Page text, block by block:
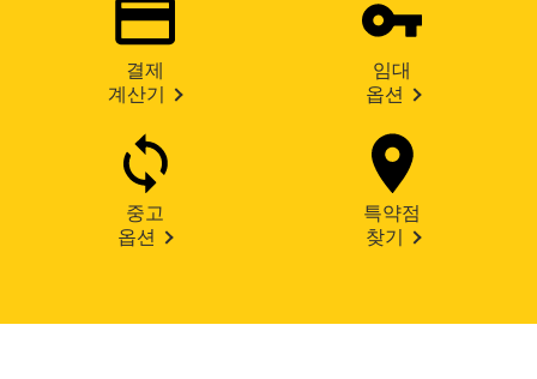
결제
계산기
임대
옵션
중고
옵션
특약점
찾기